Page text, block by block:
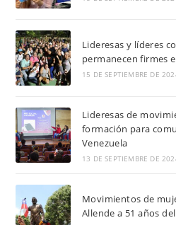
Lideresas y líderes
permanecen firmes
15 DE SEPTIEMBRE DE
Lideresas de
formación para
Venezuela
13 DE SEPTIEMBRE DE
Movimientos de
Allende a 51 años